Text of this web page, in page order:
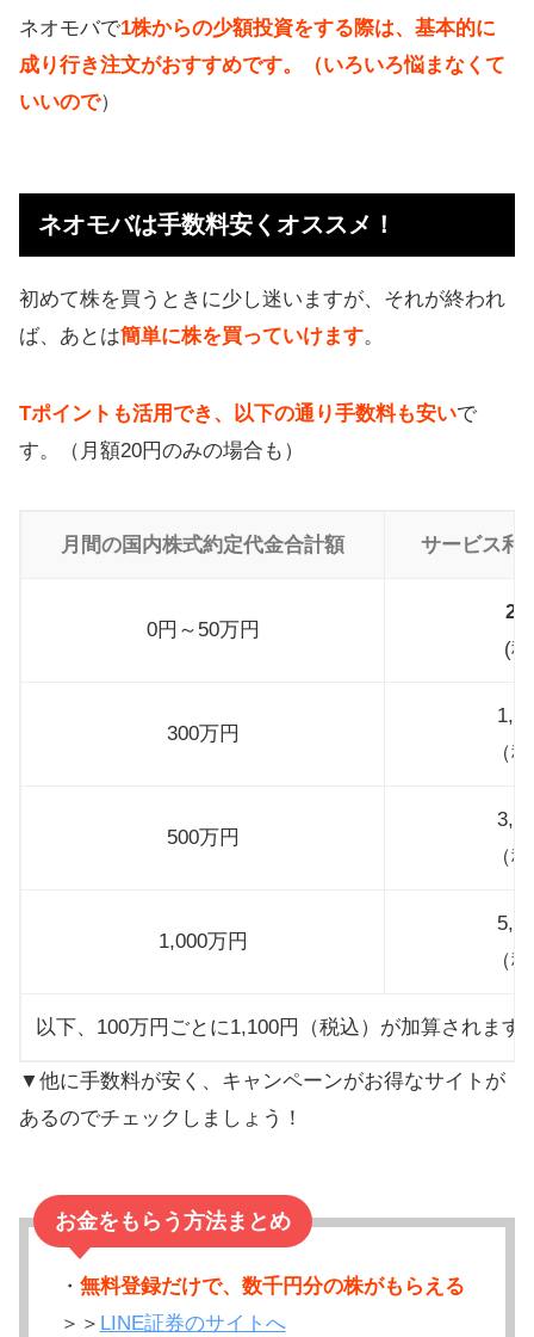
ネオモバで1株からの少額投資をする際は、基本的に
成り行き注文がおすすめです。（いろいろ悩まなくて
いいので）
ネオモバは手数料安くオススメ！
初めて株を買うときに少し迷いますが、それが終われ
ば、あとは簡単に株を買っていけます。
Tポイントも活用でき、以下の通り手数料も安いで
す。（月額20円のみの場合も）
月間の国内株式約定代金合計額 サービス利
0円～50万円
(
300万円
（
500万円
（
1,000万円
（
以下、100万円ごとに1,100円（税込）が加算されます
▼他に手数料が安く、キャンペーンがお得なサイトが
あるのでチェックしましょう！
お金をもらう方法まとめ
・ 無料登録だけで、数千円分の株がもらえる
＞＞ LINE証券のサイトへ